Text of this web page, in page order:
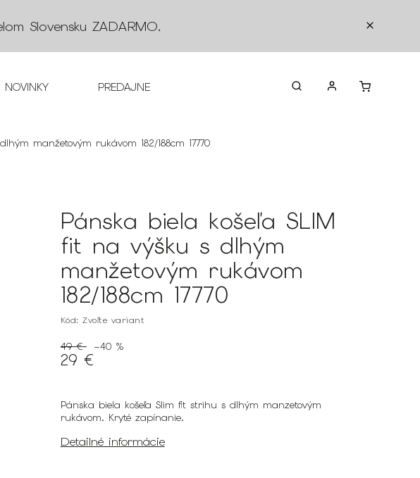
Slovensku ZADARMO.
NOVINKY PREDAJNE KONTAKTY
manžetovým rukávom 182/188cm 17770
Pánska biela košeľa SLIM
fit na výšku s dlhým
manžetovým rukávom
182/188cm 17770
Kód: Zvoľte variant
49 € –40 %
29 €
Pánska biela košeľa Slim fit strihu s dlhým manzetovým
rukávom. Kryté zapínanie.
Detailné informácie